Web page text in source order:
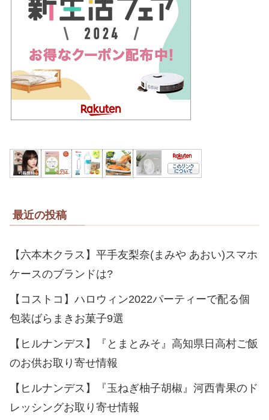
最近の投稿
【六本木クラス】平手友梨奈(まみや あおい)スマホ
ケースのブランドは?
【コストコ】ハロウィン2022パーティーで配る個
包装ばらまきお菓子9選
【ヒルナンデス】『とまとみそ』高知県日高村ご飯
のお供お取り寄せ情報
【ヒルナンデス】『玉ねぎ柚子胡椒』河西青果のド
レッシングお取り寄せ情報